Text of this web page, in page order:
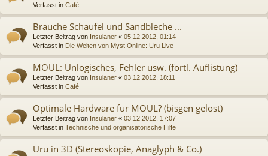
Verfasst in Café
Brauche Schaufel und Sandbleche ...
Letzter Beitrag von Insulaner « 05.12.2012, 01:14
Verfasst in Die Welten von Myst Online: Uru Live
MOUL: Unlogisches, Fehler usw. (fortl. Auflistung)
Letzter Beitrag von Insulaner « 03.12.2012, 18:11
Verfasst in Café
Optimale Hardware für MOUL? (bisgen gelöst)
Letzter Beitrag von Insulaner « 03.12.2012, 17:07
Verfasst in Technische und organisatorische Hilfe
Uru in 3D (Stereoskopie, Anaglyph & Co.)